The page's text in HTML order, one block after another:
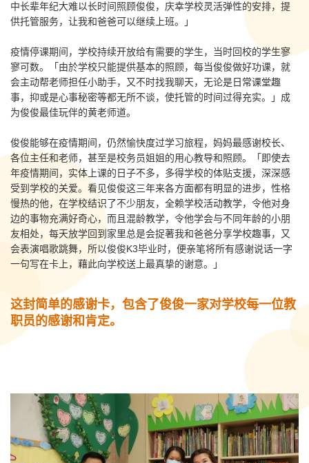
中长辈年纪大难以长时间照顾俊俊，庆幸学校灵活弹性的安排，提
供托管服务，让我和爸爸可以继续上班。」
疫情停课期间，学校持续开放给有需要的学生，当时回校的学生寥
寥可数。「由於学校只能提供基本的照顾，每当俊俊做好功课，就
会主动帮老师担任小助手，又不时找我聊天，无论是日常课堂趣
事，抑或是心事秘密等都无所不谈，使托管的时间过得充实。」成
为俊俊最佳玩伴的黄老师道。
俊俊能够在疫情期间，仍然愉快度过学习旅程，妈妈最感谢校长、
各位主任和老师，甚至是校务员姐姐的用心教导和照顾。「即使去
年疫情期间，实体上课的日子不多，多得学校的体贴支援，深深感
受到学校的关爱。看见俊俊这三年来各方面都有明显的进步，性格
慢热的他，在学校结识了不少朋友，全赖学校活动教学，令他对身
边的事物充满好奇心，而且混龄教学，令他学会与不同年龄的小朋
友相处，每天放学回到家里总是会捉著我和爸爸分享学校趣事，又
会表演唱歌跳舞，所以俊俊K3毕业时，便亲笔将所有感谢说话一字
一句写在卡上，藉此向学校送上最真挚的谢意。」
这封简单的感谢卡，包含了俊俊一家对学校每一位教
职员的感谢和肯定。